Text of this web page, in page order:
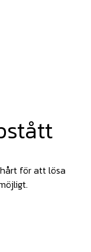
för att lösa